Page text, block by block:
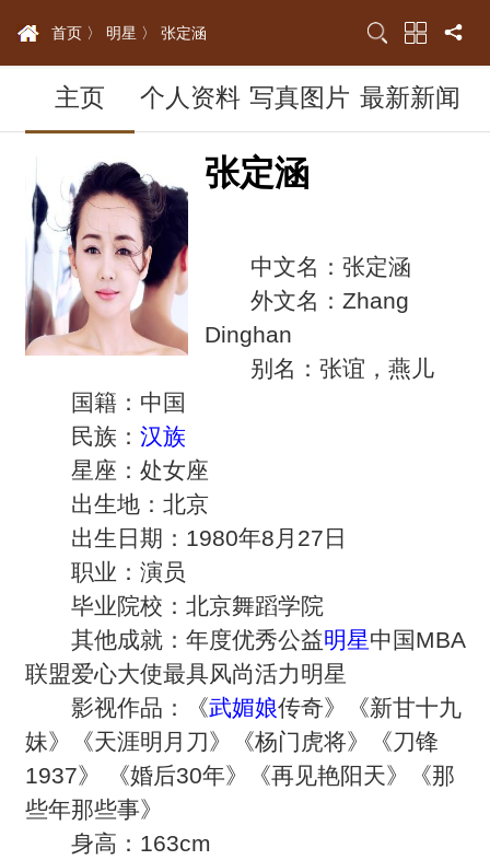
首页 〉 明星 〉 张定涵
主页 个人资料 写真图片 最新新闻
张定涵
中文名：张定涵
外文名：Zhang
Dinghan
别名：张谊，燕儿
国籍：中国
民族： 汉族
星座：处女座
出生地：北京
出生日期：1980年8月27日
职业：演员
毕业院校：北京舞蹈学院
其他成就：年度优秀公益明星中国MBA
联盟爱心大使最具风尚活力明星
影视作品：《武媚娘传奇》《新甘十九
妹》《天涯明月刀》《杨门虎将》《刀锋
1937》 《婚后30年》《再见艳阳天》《那
些年那些事》
身高：163cm